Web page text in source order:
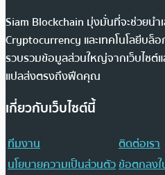
Siam Blockchain มุ่งมั่นที่จะช่วยนำ
Cryptocurrency และเทคโนโลยีบล็
รวบรวมข้อมูลส่วนใหญ่จากเว็บไซต์แ
แปลส่งตรงถึงฟีดคุณ
เกี่ยวกับเว็บไซต์นี้
ทีมงาน
ติดต่อเรา
นโยบายความเป็นส่วนตัวข้อตกลงใ